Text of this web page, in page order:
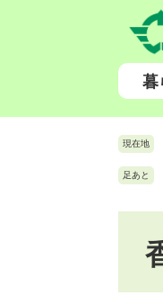
頭
飛
暮
現在地
足あと